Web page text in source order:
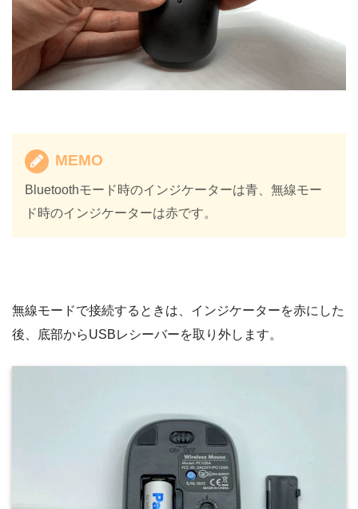
MEMO
Bluetoothモード時のインジケーターは青、無線モー
ド時のインジケーターは赤です。
無線モードで接続するときは、インジケーターを赤にした
後、底部からUSBレシーバーを取り外します。